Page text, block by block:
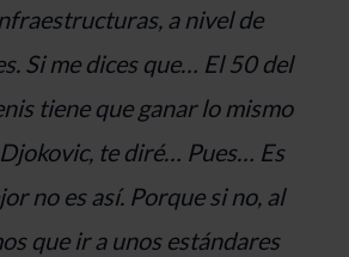
a nivel de
Si me dices que… El 50 del
tiene que ganar lo mismo
te diré… Pues… Es
no es así. Porque si no, al
que ir a unos estándares